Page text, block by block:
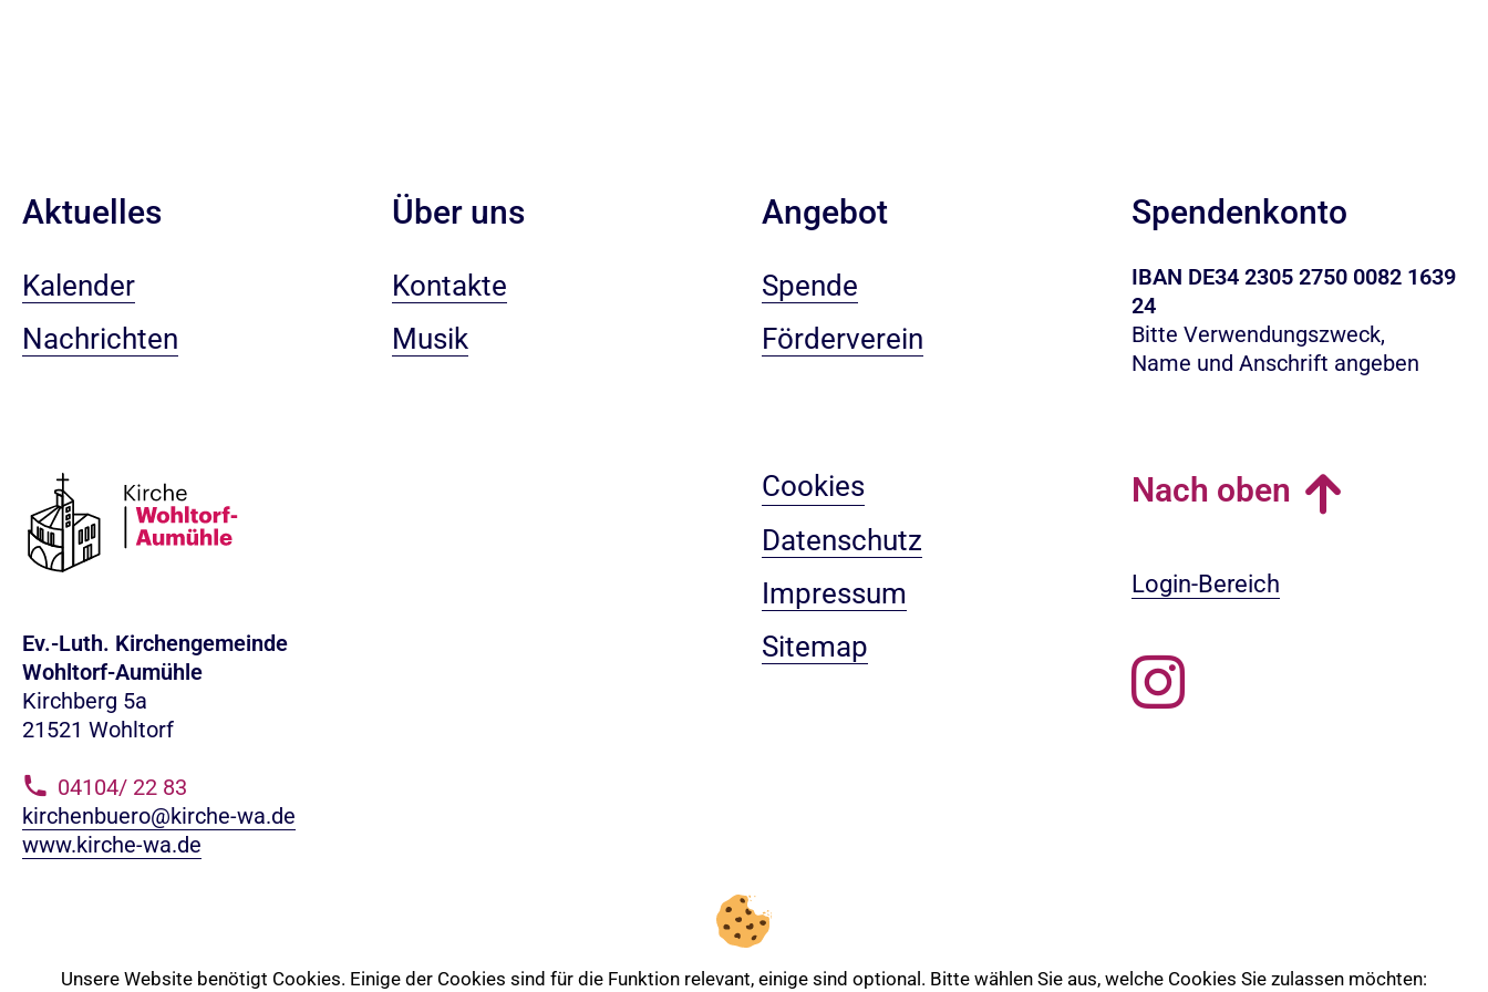
Aktuelles
Kalender
Nachrichten
Über uns
Kontakte
Musik
Angebot
Spende
Förderverein
Spendenkonto
IBAN DE34 2305 2750 0082 1639
24
Bitte Verwendungszweck,
Name und Anschrift angeben
Ev.-Luth. Kirchengemeinde
Wohltorf-Aumühle
Kirchberg 5a
21521 Wohltorf
04104/ 22 83
kirchenbuero@kirche-wa.de
www.kirche-wa.de
Cookies
Datenschutz
Impressum
Sitemap
Nach oben
Login-Bereich
Unsere Website benötigt Cookies. Einige der Cookies sind für die Funktion relevant, einige sind optional. Bitte wählen Sie aus, welche Cookies Sie zulassen möchten: